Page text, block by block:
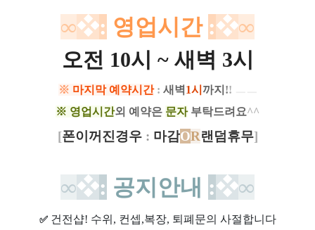
∞❖: 영업시간 :❖∞
오전 10시 ~ 새벽 3시
※ 마지막 예약시간 : 새벽 1시 까지 !!
※ 영업시간외 예약은 문자부탁드려요^^
[폰이꺼진경우: 마감OR랜덤휴무]
∞❖: 공지안내 :❖∞
✅ 건전샵! 수위, 컨셉,복장, 퇴폐문의 사절합니다